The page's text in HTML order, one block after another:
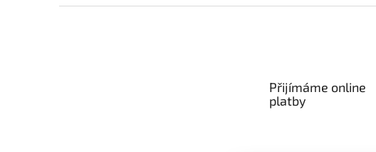
Přijímáme online
platby